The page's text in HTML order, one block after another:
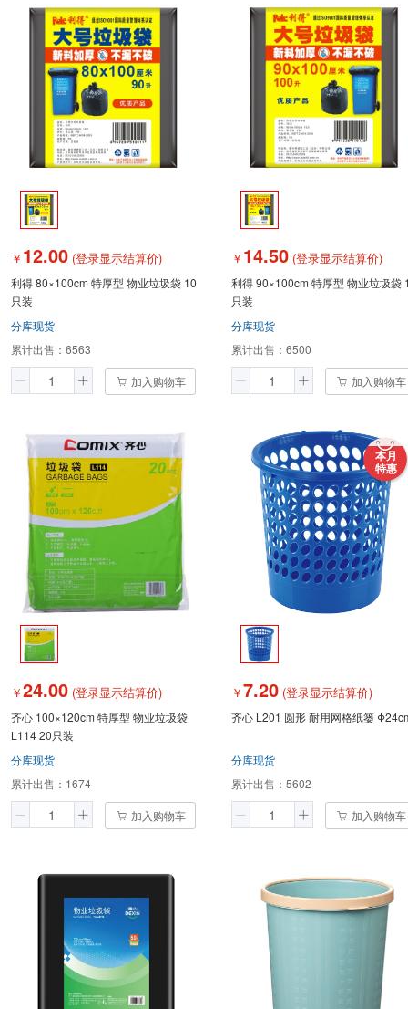
￥ 12.00 (登录显示结算价)
利得 80×100cm 特厚型 物业垃圾袋 10
只装
分库现货
累计出售： 6563
加入购物车
￥ 14.50 (登录显示结算价)
利得 90×100cm 特厚型 物业垃圾袋
只装
分库现货
累计出售： 6500
加入购物车
￥24.00 (登录显示结算价)
齐心 100×120cm 特厚型 物业垃圾袋
L114 20只装
分库现货
累计出售： 1674
加入购物车
本月
特惠
￥7.20 (登录显示结算价)
齐心 L201 圆形 耐用网格纸篓
分库现货
累计出售： 5602
加入购物车